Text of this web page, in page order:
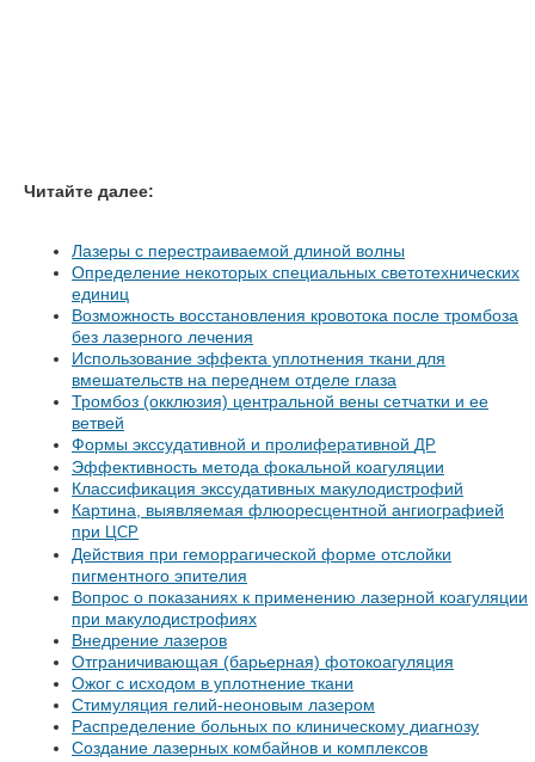
Читайте далее:
Лазеры с перестраиваемой длиной волны
Определение некоторых специальных светотехнических
единиц
Возможность восстановления кровотока после тромбоза
без лазерного лечения
Использование эффекта уплотнения ткани для
вмешательств на переднем отделе глаза
Тромбоз (окклюзия) центральной вены сетчатки и ее
ветвей
Формы экссудативной и пролиферативной ДР
Эффективность метода фокальной коагуляции
Классификация экссудативных макулодистрофий
Картина, выявляемая флюоресцентной ангиографией
при
ЦСР
Действия при геморрагической форме отслойки
пигментного эпителия
Вопрос о показаниях к применению лазерной коагуляции
при макулодистрофиях
Внедрение лазеров
Отграничивающая (барьерная) фотокоагуляция
Ожог с исходом в уплотнение ткани
Стимуляция гелий-неоновым лазером
Распределение больных по клиническому диагнозу
Создание лазерных комбайнов и комплексов